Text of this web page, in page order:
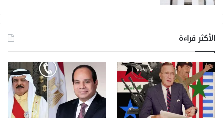
الأكثر قراءة